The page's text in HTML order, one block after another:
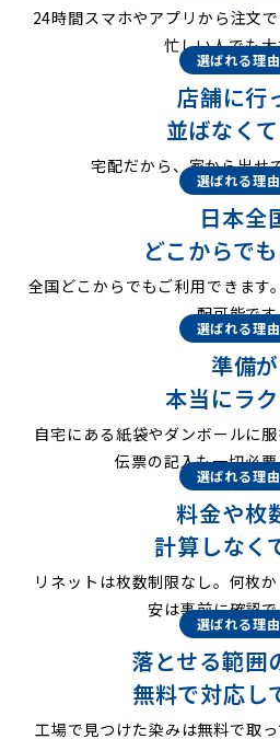
24時間スマホやアプリから注文
忙しい人でも大
選ばれる理
店舗に行
並ばなく
宅配だから、家から出せ
選ばれる理
日本全
どこからで
全国どこからでもご利用できます
配可能で
選ばれる理
準備が
本当にラ
自宅にある紙袋やダンボールに
伝票の記入も一切必要
選ばれる理
料金や枚
計算しなく
リネットは枚数制限なし。何枚
安は事前に確認で
選ばれる理
落とせる範囲
無料で対応し
工場で見つけた染みは無料で取